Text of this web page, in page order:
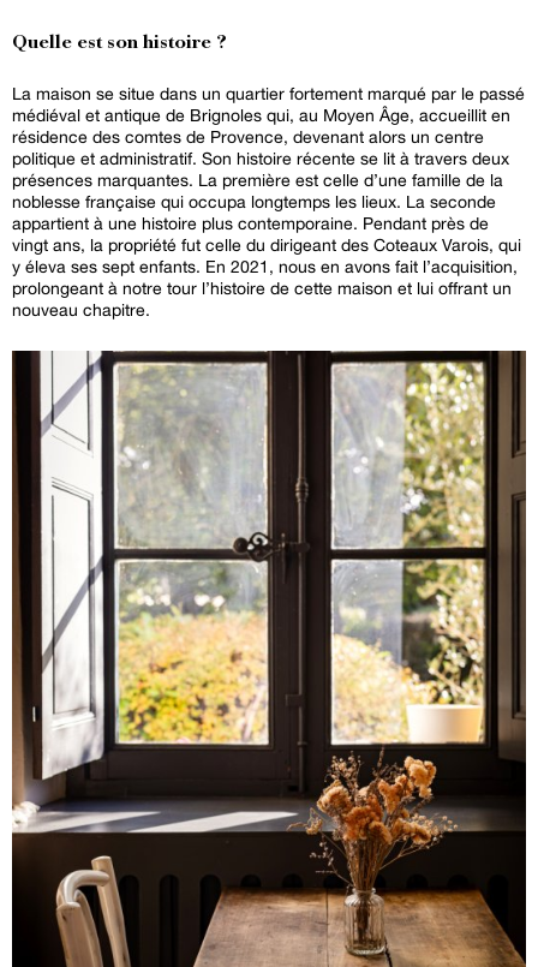
Quelle est son histoire ?
La maison se situe dans un quartier fortement marqué par le passé
médiéval et antique de Brignoles qui, au Moyen Âge, accueillit en
résidence des comtes de Provence, devenant alors un centre
politique et administratif. Son histoire récente se lit à travers deux
présences marquantes. La première est celle d’une famille de la
noblesse française qui occupa longtemps les lieux. La seconde
appartient à une histoire plus contemporaine. Pendant près de
vingt ans, la propriété fut celle du dirigeant des Coteaux Varois, qui
y éleva ses sept enfants. En 2021, nous en avons fait l’acquisition,
prolongeant à notre tour l’histoire de cette maison et lui offrant un
nouveau chapitre.